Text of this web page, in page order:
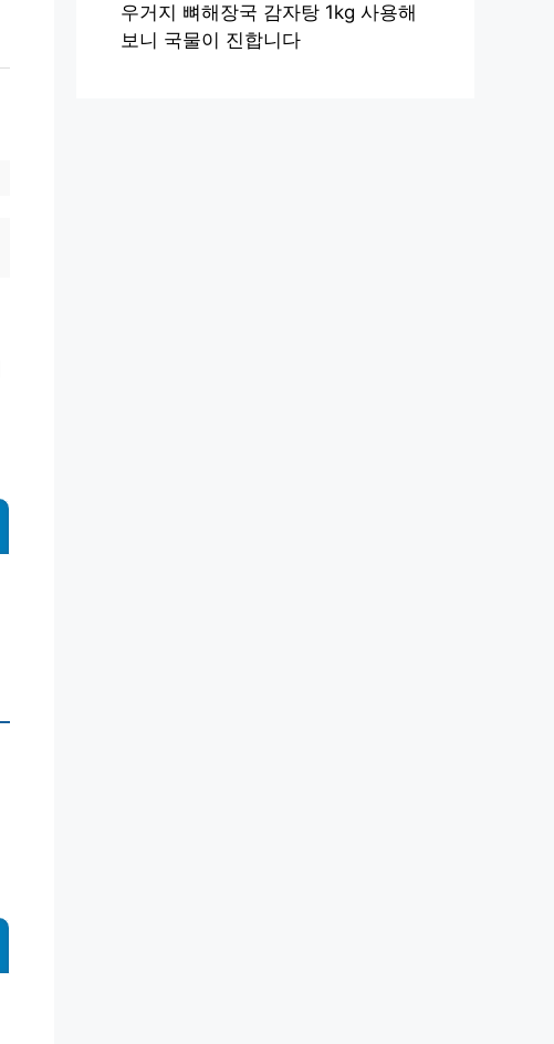
우거지 뼈해장국 감자탕 1kg 사용해
보니 국물이 진합니다